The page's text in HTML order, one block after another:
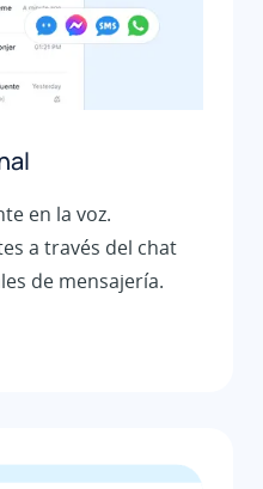
en la voz.
a través del chat
de mensajería.